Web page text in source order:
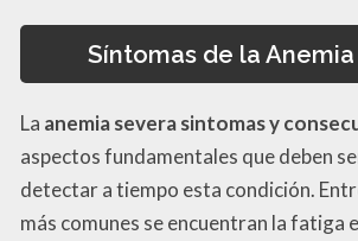
Síntomas de la
La anemia severa sintomas y
aspectos fundamentales que deben
detectar a tiempo esta condición.
más comunes se encuentran la fatiga